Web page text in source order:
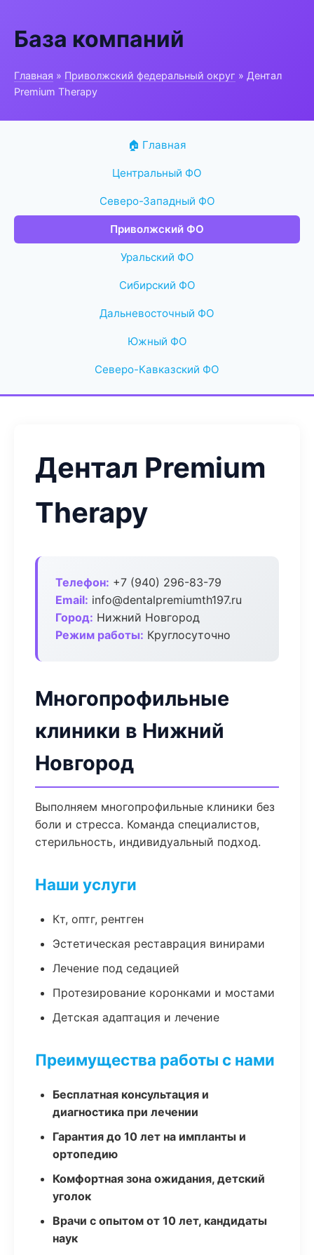
База компаний
Главная » Приволжский федеральный округ » Дентал
Premium Therapy
🏠 Главная
Центральный ФО
Северо-Западный ФО
Приволжский ФО
Уральский ФО
Сибирский ФО
Дальневосточный ФО
Южный ФО
Северо-Кавказский ФО
Дентал Premium
Therapy
Телефон: +7 (940) 296-83-79
Email: info@dentalpremiumth197.ru
Город: Нижний Новгород
Режим работы: Круглосуточно
Многопрофильные
клиники в Нижний
Новгород
Выполняем многопрофильные клиники без
боли и стресса. Команда специалистов,
стерильность, индивидуальный подход.
Наши услуги
Кт, оптг, рентген
Эстетическая реставрация винирами
Лечение под седацией
Протезирование коронками и мостами
Детская адаптация и лечение
Преимущества работы с нами
Бесплатная консультация и
диагностика при лечении
Гарантия до 10 лет на импланты и
ортопедию
Комфортная зона ожидания, детский
уголок
Врачи с опытом от 10 лет, кандидаты
наук